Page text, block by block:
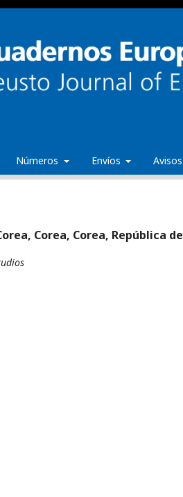
Números Envíos Avisos
Corea, Corea, República de